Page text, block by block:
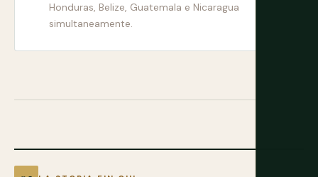
Honduras, Belize, Guatemala e Nicaragua
simultaneamente.